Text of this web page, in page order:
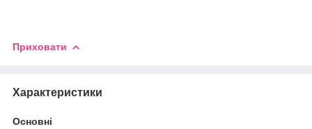
Приховати
Характеристики
Основні